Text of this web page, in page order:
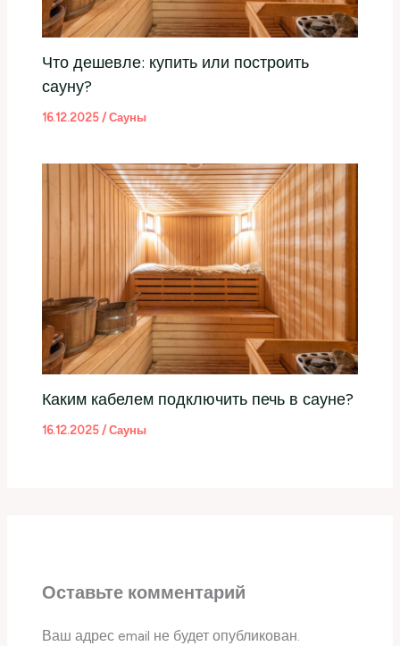
Что дешевле: купить или построить
сауну?
16.12.2025/Сауны
Каким кабелем подключить печь в сауне?
16.12.2025/Сауны
Оставьте комментарий
Ваш адрес email не будет опубликован.